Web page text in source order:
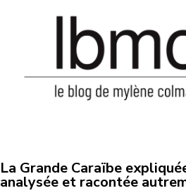
La Grande Caraïbe
analysée et racontée